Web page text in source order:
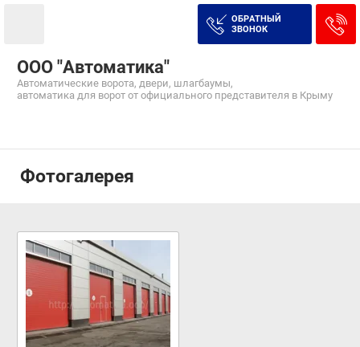
ОБРАТНЫЙ
ЗВОНОК
ООО "Автоматика"
Автоматические ворота, двери, шлагбаумы,
автоматика для ворот от официального представителя в Крыму
Фотогалерея